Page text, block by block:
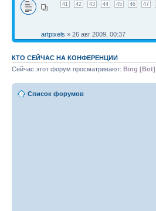
41
42 43 44 45 46 47
artpixels » 26 авг 2009, 00:37
КТО СЕЙЧАС НА КОНФЕРЕНЦИИ
Сейчас этот форум просматривают: Bing [Bot]
Список форумов